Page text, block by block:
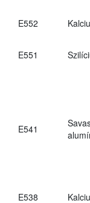
E552
E551
E541
E538